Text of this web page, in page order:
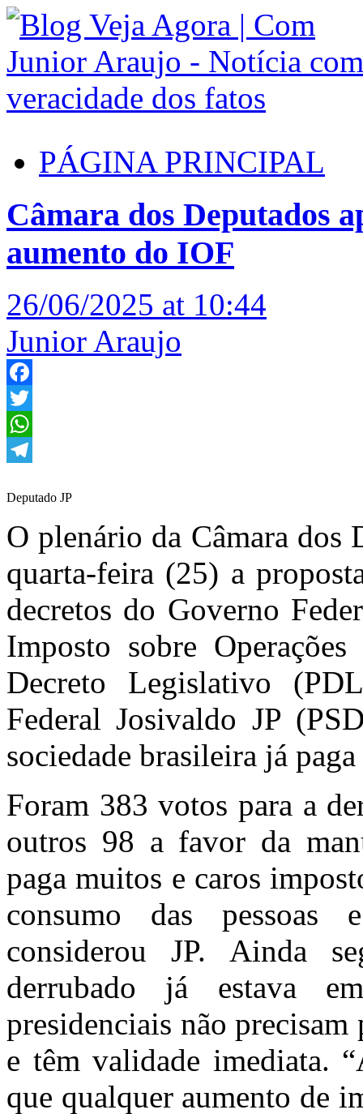
PÁGINA PRINCIPAL
Câmara dos Deputados
aumento do IOF
26/06/2025 at 10:44
Junior Araujo
Facebook
Twitter
WhatsApp
Deputado JP
O plenário da Câmara dos
quarta-feira (25) a
decretos do Governo
Imposto sobre
Decreto Legislativo
Federal Josivaldo JP
sociedade brasileira já
Foram 383 votos para a
outros 98 a favor da
paga muitos e caros
consumo das
considerou JP. Ainda
derrubado já estava
presidenciais não
e têm validade imediata.
que qualquer aumento de